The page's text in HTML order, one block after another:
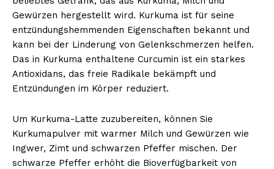
Gewürzen hergestellt wird. Kurkuma ist für seine
entzündungshemmenden Eigenschaften bekannt und
kann bei der Linderung von Gelenkschmerzen helfen.
Das in Kurkuma enthaltene Curcumin ist ein starkes
Antioxidans, das freie Radikale bekämpft und
Entzündungen im Körper reduziert.
Um Kurkuma-Latte zuzubereiten, können Sie
Kurkumapulver mit warmer Milch und Gewürzen wie
Ingwer, Zimt und schwarzen Pfeffer mischen. Der
schwarze Pfeffer erhöht die Bioverfügbarkeit von